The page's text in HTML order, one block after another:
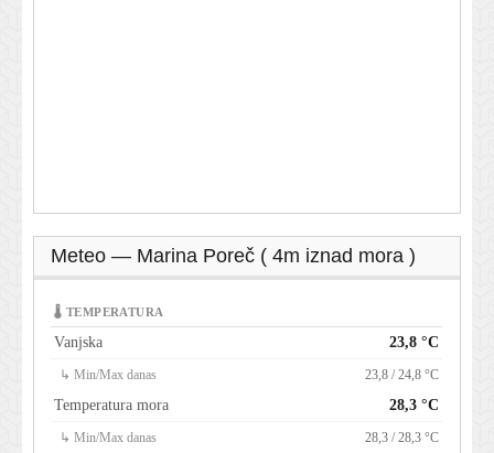
Meteo — Marina Poreč ( 4m iznad mora )
🌡 TEMPERATURA
Vanjska 23,8 °C
↳ Min/Max danas 23,8 / 24,8 °C
Temperatura mora 28,3 °C
↳ Min/Max danas 28,3 / 28,3 °C